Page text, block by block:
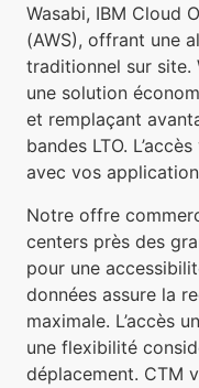
Wasabi, IBM Cloud
(AWS), offrant une
traditionnel sur site.
une solution
et remplaçant
bandes LTO.
avec vos
Notre offre
centers près des
pour une
données assure la
maximale. L’accès
une flexibilité
déplacement. CTM